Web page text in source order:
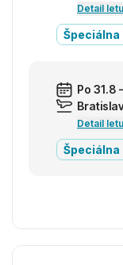
Detail letu
Špeciálna
Po 31.8
Detail letu
Špeciálna